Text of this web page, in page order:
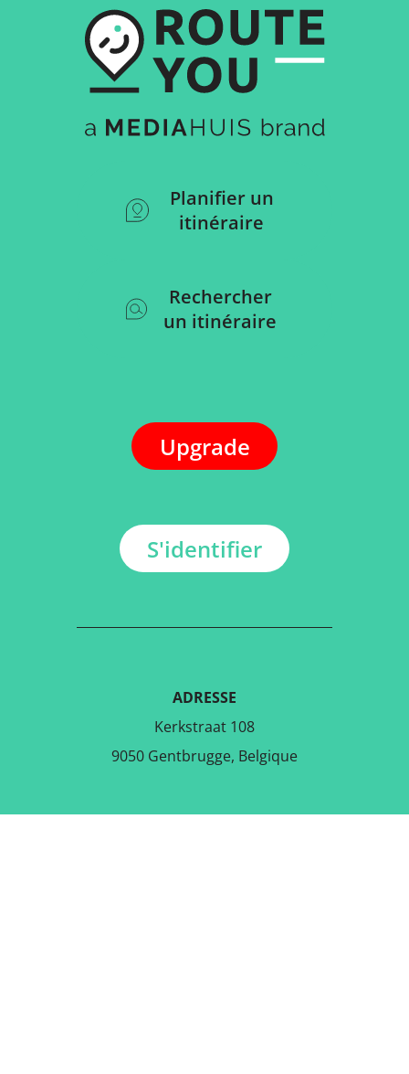
Planifier un
itinéraire
Rechercher
un itinéraire
Upgrade
S'identifier
ADRESSE
Kerkstraat 108
9050 Gentbrugge, Belgique